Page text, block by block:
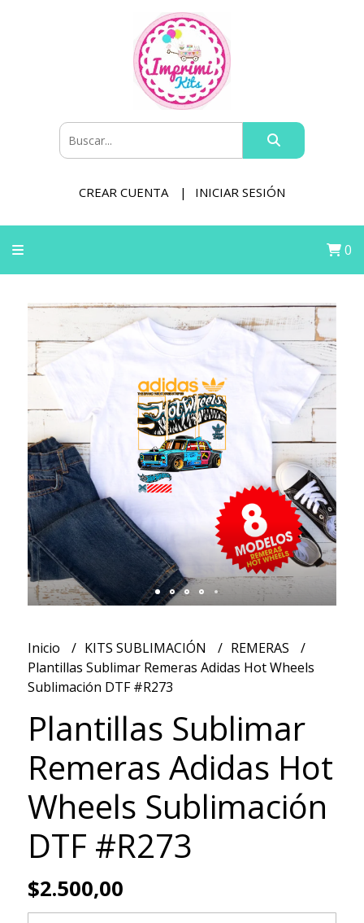
CREAR CUENTA INICIAR SESIÓN
0
Inicio KITS SUBLIMACIÓN
REMERAS
Plantillas Sublimar Remeras Adidas Hot Wheels
Sublimación DTF #R273
Plantillas Sublimar
Remeras Adidas Hot
Wheels Sublimación
DTF #R273
$2.500,00